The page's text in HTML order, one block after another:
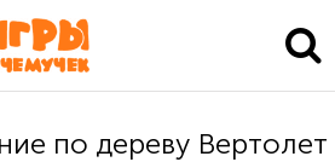
по дереву Вертолет